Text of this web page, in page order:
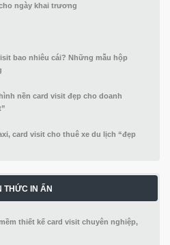
ngày khai trương
bao nhiêu cái? Những mẫu hộp
nền card visit đẹp cho doanh
card visit cho thuê xe du lịch “đẹp
THỨC IN ẤN
thiết kế card visit chuyên nghiệp,